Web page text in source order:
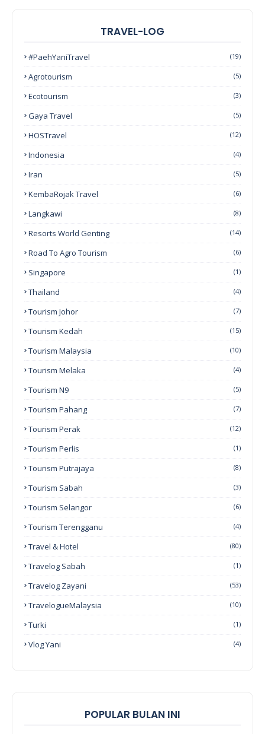
TRAVEL-LOG
#PaehYaniTravel (19)
Agrotourism (5)
Ecotourism (3)
Gaya Travel (5)
HOSTravel (12)
Indonesia (4)
Iran (5)
KembaRojak Travel (6)
Langkawi (8)
Resorts World Genting (14)
Road To Agro Tourism (6)
Singapore (1)
Thailand (4)
Tourism Johor (7)
Tourism Kedah (15)
Tourism Malaysia (10)
Tourism Melaka (4)
Tourism N9 (5)
Tourism Pahang (7)
Tourism Perak (12)
Tourism Perlis (1)
Tourism Putrajaya (8)
Tourism Sabah (3)
Tourism Selangor (6)
Tourism Terengganu (4)
Travel & Hotel (80)
Travelog Sabah (1)
Travelog Zayani (53)
TravelogueMalaysia (10)
Turki (1)
Vlog Yani (4)
POPULAR BULAN INI